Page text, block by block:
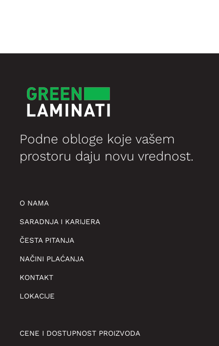
Podne obloge koje vašem
prostoru daju novu vrednost.
O NAMA
SARADNJA I KARIJERA
ČESTA PITANJA
NAČINI PLAĆANJA
KONTAKT
LOKACIJE
CENE I DOSTUPNOST PROIZVODA